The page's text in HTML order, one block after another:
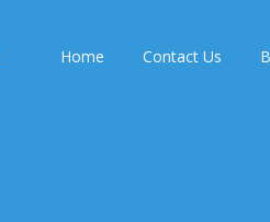
Home Contact Us